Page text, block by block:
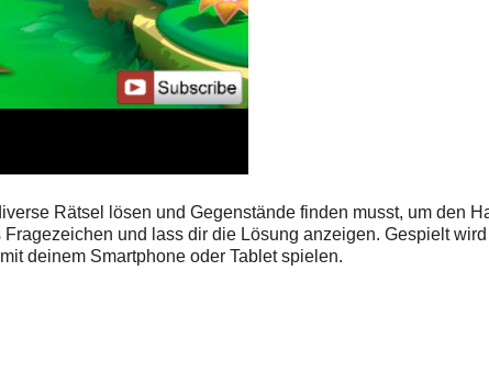
Rätsel lösen und Gegenstände finden musst, um den
und lass dir die Lösung anzeigen. Gespielt
deinem Smartphone oder Tablet spielen.